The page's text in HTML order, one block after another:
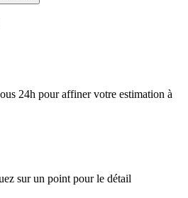
24h pour affiner votre estimation à
sur un point pour le détail